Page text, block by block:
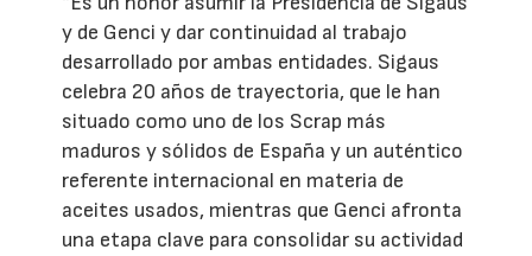
y de Genci y dar continuidad al trabajo
desarrollado por ambas entidades. Sigaus
celebra 20 años de trayectoria, que le han
situado como uno de los Scrap más
maduros y sólidos de España y un auténtico
referente internacional en materia de
aceites usados, mientras que Genci afronta
una etapa clave para consolidar su actividad